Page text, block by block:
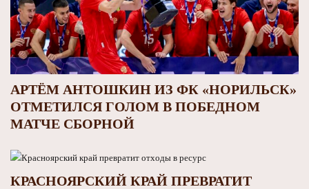
АРТЁМ АНТОШКИН ИЗ ФК «НОРИЛЬСК»
ОТМЕТИЛСЯ ГОЛОМ В ПОБЕДНОМ
МАТЧЕ СБОРНОЙ
КРАСНОЯРСКИЙ КРАЙ ПРЕВРАТИТ